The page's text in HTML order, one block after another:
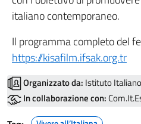
italiano contemporaneo.
Il programma completo del
https://kisafilm.ifsak.org.tr
Organizzato da: Istituto
In collaborazione con: